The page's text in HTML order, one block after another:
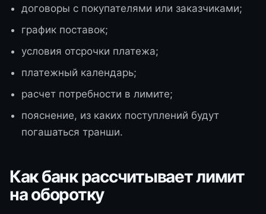
договоры с покупателями или заказчиками;
график поставок;
условия отсрочки платежа;
платежный календарь;
расчет потребности в лимите;
пояснение, из каких поступлений будут
погашаться транши.
Как банк рассчитывает лимит
на оборотку